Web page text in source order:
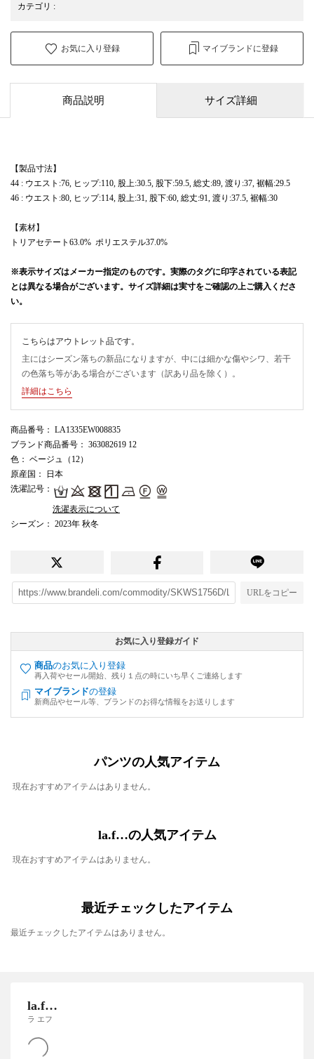
カテゴリ :
お気に入り登録 マイブランドに登録
商品説明 サイズ詳細
【製品寸法】
44 : ウエスト:76, ヒップ:110, 股上:30.5, 股下:59.5, 総丈:89, 渡り:37, 裾幅:29.5
46 : ウエスト:80, ヒップ:114, 股上:31, 股下:60, 総丈:91, 渡り:37.5, 裾幅:30
【素材】
トリアセテート63.0% ポリエステル37.0%
※表示サイズはメーカー指定のものです。実際のタグに印字されている表記
とは異なる場合がございます。サイズ詳細は実寸をご確認の上ご購入くださ
い。
こちらはアウトレット品です。
主にはシーズン落ちの新品になりますが、中には細かな傷やシワ、若干
の色落ち等がある場合がございます（訳あり品を除く）。
詳細はこちら
商品番号 ： LA1335EW008835
ブランド商品番号 ： 363082619 12
色 ： ベージュ（12）
原産国 ： 日本
洗濯記号 ：
洗濯表示について
シーズン ： 2023年 秋冬
URLをコピー
お気に入り登録ガイド
商品のお気に入り登録
再入荷やセール開始、残り１点の時にいち早くご連絡します
マイブランドの登録
新商品やセール等、ブランドのお得な情報をお送りします
パンツの人気アイテム
現在おすすめアイテムはありません。
la.f…の人気アイテム
現在おすすめアイテムはありません。
最近チェックしたアイテム
最近チェックしたアイテムはありません。
la.f…
ラ エフ